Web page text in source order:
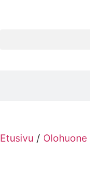
Etusivu / Olohuone